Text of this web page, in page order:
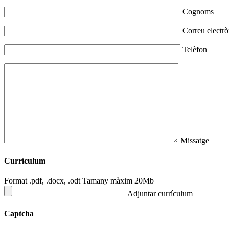
Cognoms
Correu
Telèfon
Missatge
Currículum
Format .pdf, .docx, .odt Tamany màxim 20Mb
Adjuntar currículum
Captcha